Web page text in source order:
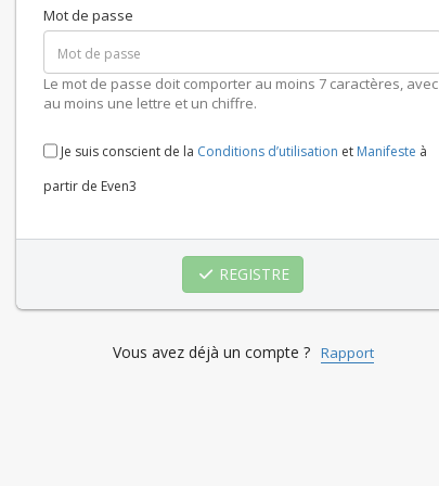
Mot de passe
Le mot de passe doit comporter au moins 7 caractères, avec
au moins une lettre et un chiffre.
Je suis conscient de la Conditions d’utilisation et Manifeste à
partir de Even3
REGISTRE
Vous avez déjà un compte ? Rapport